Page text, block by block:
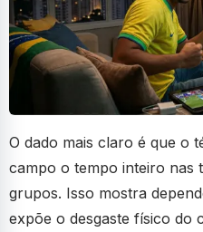
O dado mais claro é que o
campo o tempo inteiro nas
grupos. Isso mostra
expõe o desgaste físico do